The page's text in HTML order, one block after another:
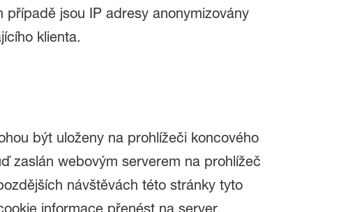
jsou IP adresy anonymizovány
klienta.
být uloženy na prohlížeči koncového
zaslán webovým serverem na prohlížeč
návštěvách této stránky tyto
informace přenést na server.